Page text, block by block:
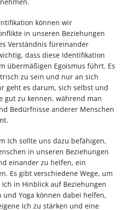
können wir
in unseren Beziehungen
Verständnis füreinander
dass diese Identifikation
übermäßigen Egoismus führt. Es
zu sein und nur an sich
geht es darum, sich selbst und
gut zu kennen, während man
Bedürfnisse anderer Menschen
Ich sollte uns dazu befähigen,
in unseren Beziehungen
einander zu helfen, ein
Es gibt verschiedene Wege, um
in Hinblick auf Beziehungen
Yoga können dabei helfen,
Ich zu stärken und eine